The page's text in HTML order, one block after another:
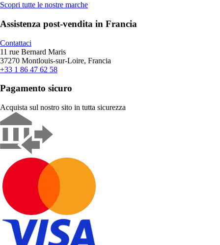
Scopri tutte le nostre marche
Assistenza post-vendita in Francia
Contattaci
11 rue Bernard Maris
37270 Montlouis-sur-Loire, Francia
+33 1 86 47 62 58
Pagamento sicuro
Acquista sul nostro sito in tutta sicurezza